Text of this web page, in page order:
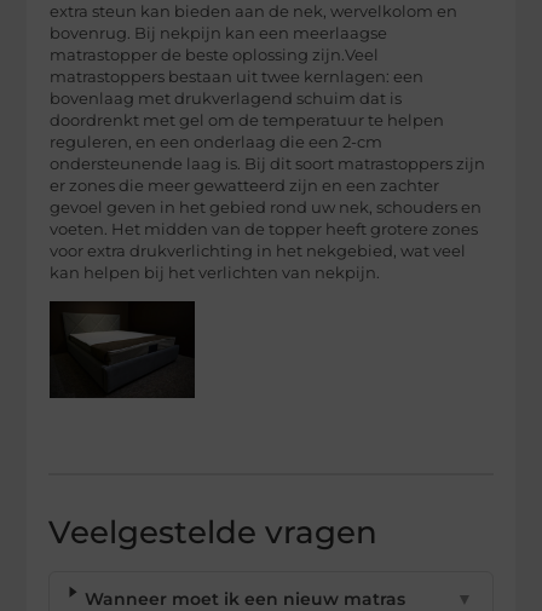
extra steun kan bieden aan de nek, wervelkolom en
bovenrug. Bij nekpijn kan een meerlaagse
matrastopper de beste oplossing zijn.Veel
matrastoppers bestaan uit twee kernlagen: een
bovenlaag met drukverlagend schuim dat is
doordrenkt met gel om de temperatuur te helpen
reguleren, en een onderlaag die een 2-cm
ondersteunende laag is. Bij dit soort matrastoppers zijn
er zones die meer gewatteerd zijn en een zachter
gevoel geven in het gebied rond uw nek, schouders en
voeten. Het midden van de topper heeft grotere zones
voor extra drukverlichting in het nekgebied, wat veel
kan helpen bij het verlichten van nekpijn.
Veelgestelde vragen
Wanneer moet ik een nieuw matras
▼